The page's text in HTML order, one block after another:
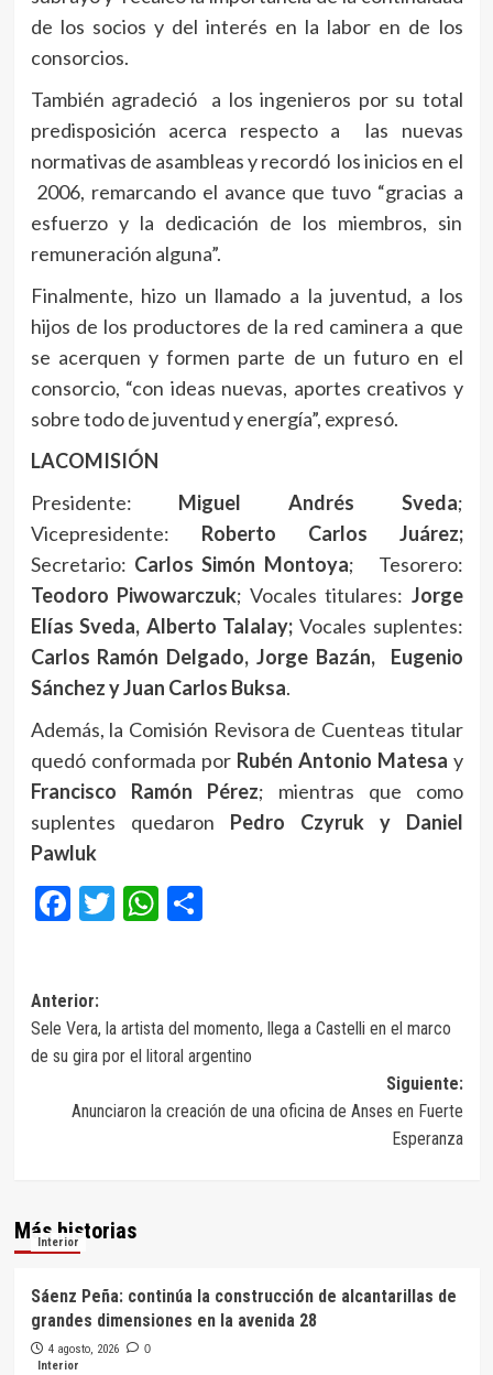
de los socios y del interés en la labor en de los
consorcios.
También agradeció a los ingenieros por su total
predisposición acerca respecto a las nuevas
normativas de asambleas y recordó los inicios en el
2006, remarcando el avance que tuvo “gracias a
esfuerzo y la dedicación de los miembros, sin
remuneración alguna”.
Finalmente, hizo un llamado a la juventud, a los
hijos de los productores de la red caminera a que
se acerquen y formen parte de un futuro en el
consorcio, “con ideas nuevas, aportes creativos y
sobre todo de juventud y energía”, expresó.
LACOMISIÓN
Presidente: Miguel Andrés Sveda;
Vicepresidente: Roberto Carlos Juárez;
Secretario: Carlos Simón Montoya; Tesorero:
Teodoro Piwowarczuk; Vocales titulares: Jorge
Elías Sveda, Alberto Talalay; Vocales suplentes:
Carlos Ramón Delgado, Jorge Bazán, Eugenio
Sánchez y Juan Carlos Buksa.
Además, la Comisión Revisora de Cuenteas titular
quedó conformada por Rubén Antonio Matesa y
Francisco Ramón Pérez; mientras que como
suplentes quedaron Pedro Czyruk y Daniel
Pawluk
Facebook
Twitter
WhatsApp
Compartir
Navegación
de
entradas
Anterior:
Sele Vera, la artista del momento, llega a Castelli en el marco
de su gira por el litoral argentino
Siguiente:
Anunciaron la creación de una oficina de Anses en Fuerte
Esperanza
Más historias
Interior
Sáenz Peña: continúa la construcción de alcantarillas de
grandes dimensiones en la avenida 28
4 agosto, 2026 0
Interior